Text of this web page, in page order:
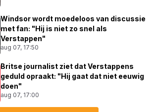
Windsor wordt moedeloos van discussie
met fan: "Hij is niet zo snel als
Verstappen"
aug 07, 17:50
Britse journalist ziet dat Verstappens
geduld opraakt: "Hij gaat dat niet eeuwig
doen"
aug 07, 17:00